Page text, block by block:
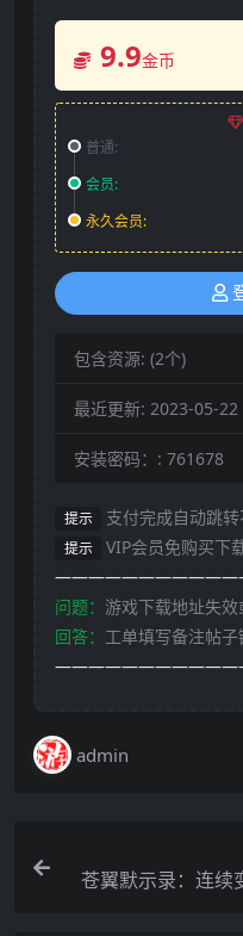
9.9金币
普通:
会员:
永久会员:
包含资源: (2个)
最近更新: 2023-05-22
安装密码：: 761678
提示 支付完成自动跳
提示
VIP会员免购买下
问题： 游戏下载地址失效
回答： 工单填写备注帖子
admin
苍翼默示录：连续